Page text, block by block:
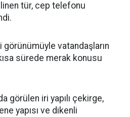
tür, cep telefonu
vatandaşların
sürede merak konusu
görülen iri yapılı çekirge,
yapısı ve dikenli